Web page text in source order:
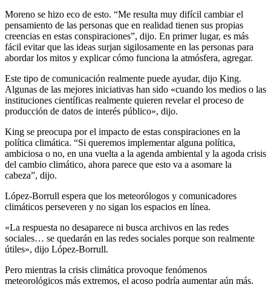
Moreno se hizo eco de esto. “Me resulta muy difícil cambiar el
pensamiento de las personas que en realidad tienen sus propias
creencias en estas conspiraciones”, dijo. En primer lugar, es más
fácil evitar que las ideas surjan sigilosamente en las personas para
abordar los mitos y explicar cómo funciona la atmósfera, agregar.
Este tipo de comunicación realmente puede ayudar, dijo King.
Algunas de las mejores iniciativas han sido «cuando los medios o las
instituciones científicas realmente quieren revelar el proceso de
producción de datos de interés público», dijo.
King se preocupa por el impacto de estas conspiraciones en la
política climática. “Si queremos implementar alguna política,
ambiciosa o no, en una vuelta a la agenda ambiental y la agoda crisis
del cambio climático, ahora parece que esto va a asomare la
cabeza”, dijo.
López-Borrull espera que los meteorólogos y comunicadores
climáticos perseveren y no sigan los espacios en línea.
«La respuesta no desaparece ni busca archivos en las redes
sociales… se quedarán en las redes sociales porque son realmente
útiles», dijo López-Borrull.
Pero mientras la crisis climática provoque fenómenos
meteorológicos más extremos, el acoso podría aumentar aún más.